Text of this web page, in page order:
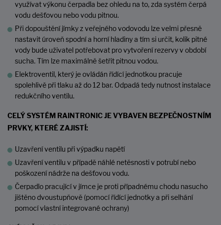
využívat výkonu čerpadla bez ohledu na to, zda systém čerpá
vodu dešťovou nebo vodu pitnou.
Při dopouštění jímky z veřejného vodovodu lze velmi přesně
nastavit úroveň spodní a horní hladiny a tím si určit, kolik pitné
vody bude uživatel potřebovat pro vytvoření rezervy v období
sucha. Tím lze maximálně šetřit pitnou vodou.
Elektroventil, který je ovládán řídící jednotkou pracuje
spolehlivě při tlaku až do 12 bar. Odpadá tedy nutnost instalace
redukčního ventilu.
CELÝ SYSTÉM RAINTRONIC JE VYBAVEN BEZPEČNOSTNÍM
PRVKY, KTERÉ ZAJISTÍ:
Uzavření ventilu při výpadku napětí
Uzavření ventilu v případě náhlé netěsnosti v potrubí nebo
poškození nádrže na dešťovou vodu.
Čerpadlo pracující v jímce je proti případnému chodu nasucho
jištěno dvoustupňově (pomocí řídící jednotky a při selhání
pomocí vlastní integrované ochrany)